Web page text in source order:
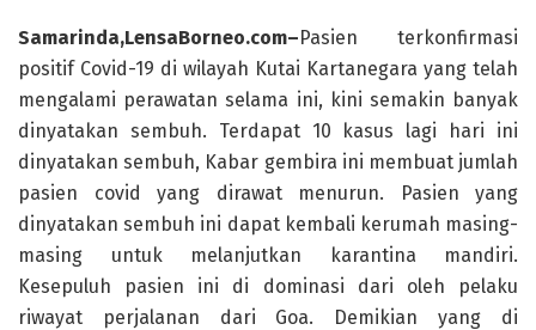
Samarinda,LensaBorneo.com–Pasien terkonfirmasi
positif Covid-19 di wilayah Kutai Kartanegara yang telah
mengalami perawatan selama ini, kini semakin banyak
dinyatakan sembuh. Terdapat 10 kasus lagi hari ini
dinyatakan sembuh, Kabar gembira ini membuat jumlah
pasien covid yang dirawat menurun. Pasien yang
dinyatakan sembuh ini dapat kembali kerumah masing-
masing untuk melanjutkan karantina mandiri.
Kesepuluh pasien ini di dominasi dari oleh pelaku
riwayat perjalanan dari Goa. Demikian yang di